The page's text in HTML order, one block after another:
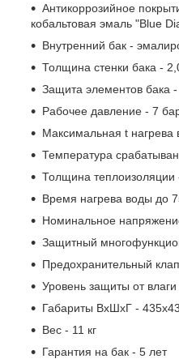
Антикоррозийное
кобальтовая эмаль "Blue
Внутренний бак -
Толщина стенки бака -
Защита элементов бака
Рабочее давление - 7
Максимальная t нагрева
Температура
Толщина
Время нагрева воды до
Номинальное
Защитный
Предохранительный
Уровень защиты от
Габариты ВхШхГ -
Вес - 11 кг
Гарантия на бак - 5 лет